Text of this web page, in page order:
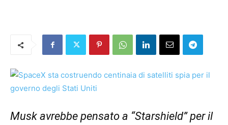
Musk avrebbe pensato a “Starshield” per il